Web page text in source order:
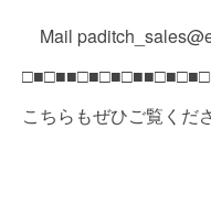
Mail
こちらもぜひご覧くだ